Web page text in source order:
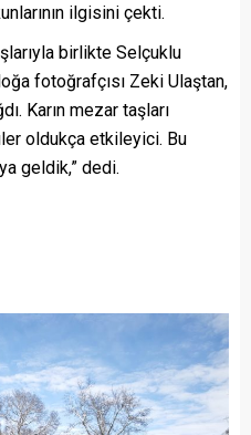
ilgisini çekti.
birlikte Selçuklu
fotoğrafçısı Zeki Ulaştan,
Karın mezar taşları
oldukça etkileyici. Bu
geldik,” dedi.